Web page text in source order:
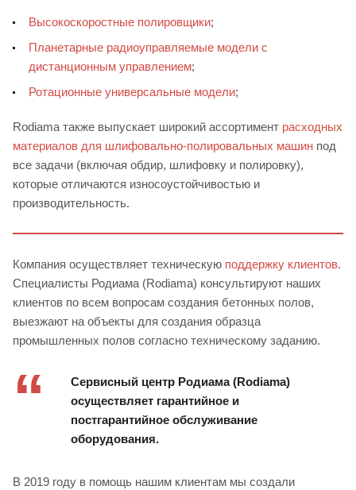
Высокоскоростные полировщики;
Планетарные радиоуправляемые модели с
дистанционным управлением;
Ротационные универсальные модели;
Rodiama также выпускает широкий ассортимент расходных
материалов для шлифовально-полировальных машин под
все задачи (включая обдир, шлифовку и полировку),
которые отличаются износоустойчивостью и
производительность.
Компания осуществляет техническую поддержку клиентов.
Специалисты Родиама (Rodiama) консультируют наших
клиентов по всем вопросам создания бетонных полов,
выезжают на объекты для создания образца
промышленных полов согласно техническому заданию.
Сервисный центр Родиама (Rodiama)
осуществляет гарантийное и
постгарантийное обслуживание
оборудования.
В 2019 году в помощь нашим клиентам мы создали